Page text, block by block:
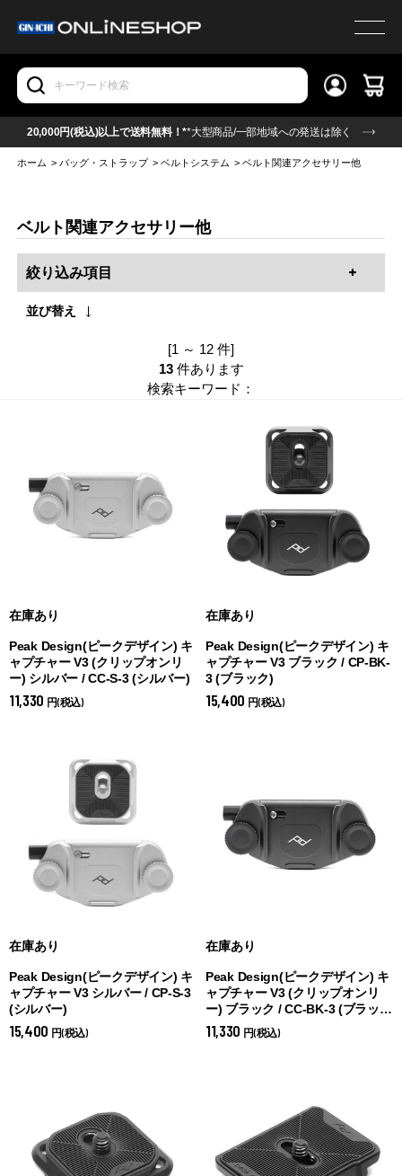
20,000円(税込)以上で送料無料！**大型商品/一部地域への発送は除く
ホーム >バッグ・ストラップ >ベルトシステム >ベルト関連アクセサリー他
ベルト関連アクセサリー他
絞り込み項目
並び替え
[1 ～ 12 件]
13 件あります
検索キーワード：
在庫あり
Peak Design(ピークデザイン) キ
ャプチャー V3 (クリップオンリ
ー) シルバー / CC-S-3 (シルバー)
11,330 円(税込)
在庫あり
Peak Design(ピークデザイン) キ
ャプチャー V3 ブラック / CP-BK-
3 (ブラック)
15,400 円(税込)
在庫あり
Peak Design(ピークデザイン) キ
ャプチャー V3 シルバー / CP-S-3
(シルバー)
15,400 円(税込)
在庫あり
Peak Design(ピークデザイン) キ
ャプチャー V3 (クリップオンリ
ー) ブラック / CC-BK-3 (ブラッ
ク)
11,330 円(税込)